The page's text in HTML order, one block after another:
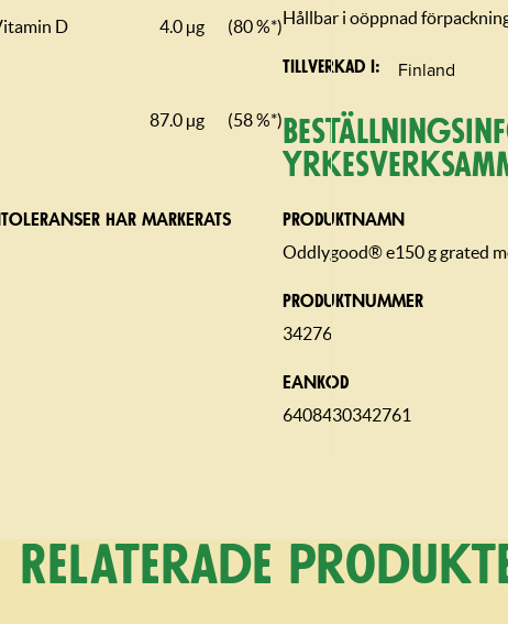
D 4.0 µg (80 %*)
87.0 µg (58 %*)
HAR MARKERATS
Hållbar i oöppnad
Tillverkad i Finland
PRODUKTNAMN
Oddlygood® e150 g grated
PRODUKTNUMMER
34276
EANKOD
6408430342761
Relaterade